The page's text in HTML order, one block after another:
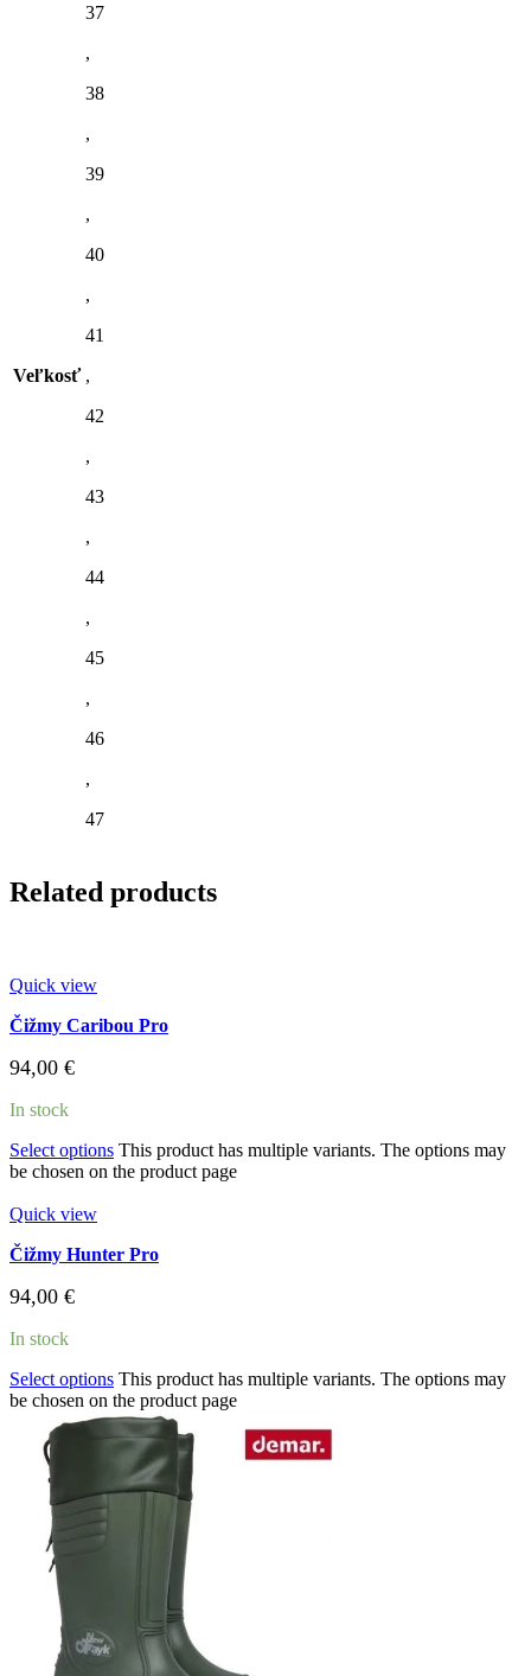
Veľkosť
37
,
38
,
39
,
40
,
41
,
42
,
43
,
44
,
45
,
46
,
47
Related products
Quick view
Čižmy Caribou Pro
94,00 €
In stock
Select options This product has multiple variants. The options may
be chosen on the product page
Quick view
Čižmy Hunter Pro
94,00 €
In stock
Select options This product has multiple variants. The options may
be chosen on the product page